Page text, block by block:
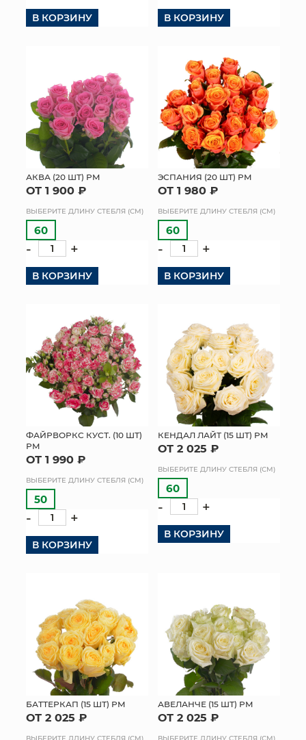
В КОРЗИНУ В КОРЗИНУ
АКВА (20 ШТ) РМ
ОТ 1 900 ₽
ВЫБЕРИТЕ ДЛИНУ СТЕБЛЯ (СМ)
60
- +
В КОРЗИНУ
ЭСПАНИЯ (20 ШТ) РМ
ОТ 1 980 ₽
ВЫБЕРИТЕ ДЛИНУ СТЕБЛЯ (СМ)
60
- +
В КОРЗИНУ
ФАЙРВОРКС КУСТ. (10 ШТ)
РМ
ОТ 1 990 ₽
ВЫБЕРИТЕ ДЛИНУ СТЕБЛЯ (СМ)
50
- +
В КОРЗИНУ
КЕНДАЛ ЛАЙТ (15 ШТ) РМ
ОТ 2 025 ₽
ВЫБЕРИТЕ ДЛИНУ СТЕБЛЯ (СМ)
60
- +
В КОРЗИНУ
БАТТЕРКАП (15 ШТ) РМ
ОТ 2 025 ₽
ВЫБЕРИТЕ ДЛИНУ СТЕБЛЯ (СМ)
АВЕЛАНЧЕ (15 ШТ) РМ
ОТ 2 025 ₽
ВЫБЕРИТЕ ДЛИНУ СТЕБЛЯ (СМ)